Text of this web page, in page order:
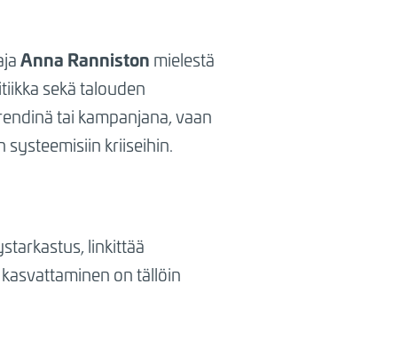
Anna Ranniston mielestä
sekä talouden
tai kampanjana, vaan
kriiseihin.
linkittää
on tällöin